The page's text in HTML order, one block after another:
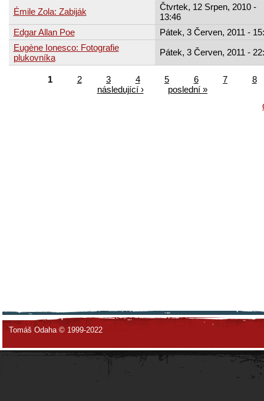
Émile Zola: Zabiják
Čtvrtek, 12 Srpen, 2010 -
13:46
Edgar Allan Poe
Pátek, 3 Červen, 2011 -
Eugène Ionesco: Fotografie
plukovníka
Pátek, 3 Červen, 2011 -
1 2 3 4 5 6 7
8
následující ›
poslední »
Tomáš Odaha © 1999-2022